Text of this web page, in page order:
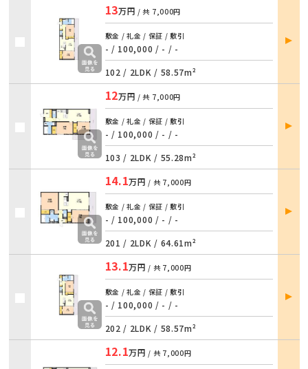
13万円 / 共 7,000円
敷金 / 礼金 / 保証 / 敷引
- / 100,000 / - / -
102 / 2LDK / 58.57m²
部屋
詳細
12万円 / 共 7,000円
敷金 / 礼金 / 保証 / 敷引
- / 100,000 / - / -
103 / 2LDK / 55.28m²
部屋
詳細
14.1万円 / 共 7,000円
敷金 / 礼金 / 保証 / 敷引
- / 100,000 / - / -
201 / 2LDK / 64.61m²
部屋
詳細
13.1万円 / 共 7,000円
敷金 / 礼金 / 保証 / 敷引
- / 100,000 / - / -
202 / 2LDK / 58.57m²
部屋
詳細
12.1万円 / 共 7,000円